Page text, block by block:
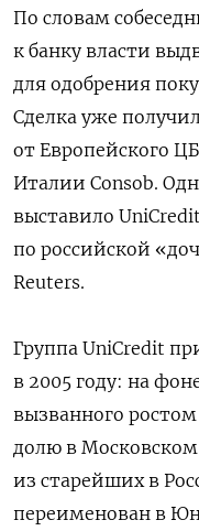
По словам
к банку власти
для одобрения
Сделка уже
от Европейского
Италии Consob.
выставило
по российской
Reuters.
Группа UniCredit
в 2005 году: на
вызванного
долю в
из старейших в
переименован в